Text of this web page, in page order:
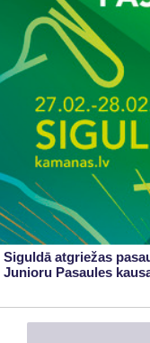
Siguldā atgriežas
Junioru Pasaules